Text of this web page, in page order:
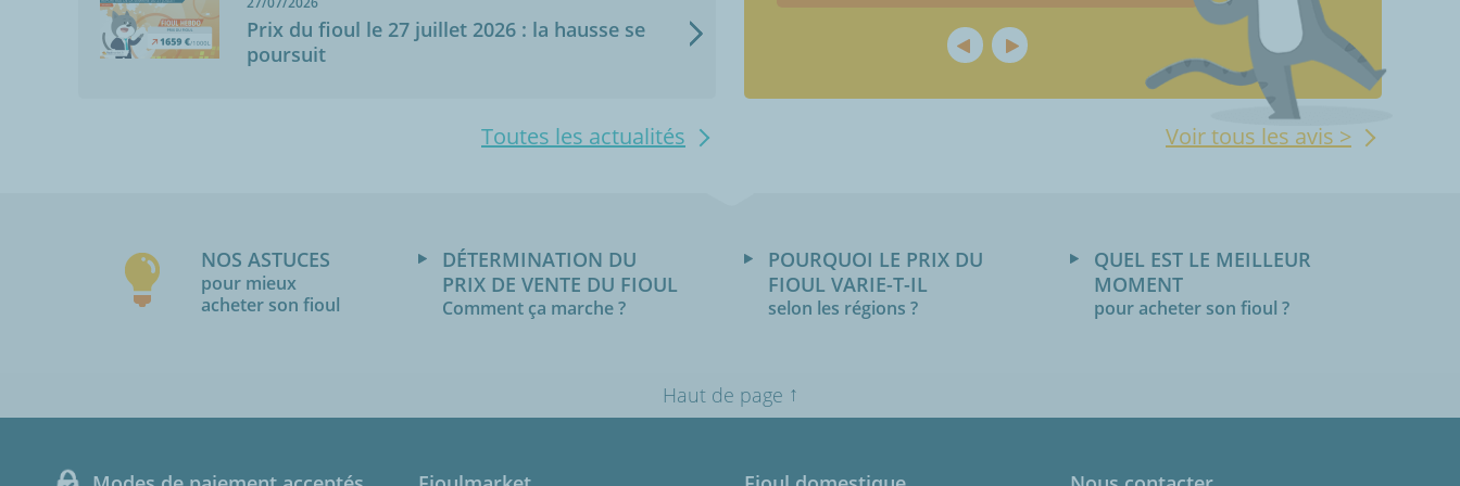
Prix du fioul le 27 juillet 2026 : la hausse se
poursuit
Toutes les actualités Voir tous les avis >
NOS ASTUCES
pour mieux
acheter son fioul
DÉTERMINATION DU
PRIX DE VENTE DU FIOUL
Comment ça marche ?
POURQUOI LE PRIX DU
FIOUL VARIE-T-IL
selon les régions ?
QUEL EST LE MEILLEUR
MOMENT
pour acheter son fioul ?
Haut de page ↑